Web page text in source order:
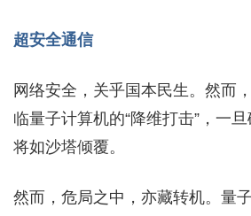
超安全通信
网络安全，关乎国本民生。然而
临量子计算机的“降维打击”，一
将如沙塔倾覆。
然而，危局之中，亦藏转机。量